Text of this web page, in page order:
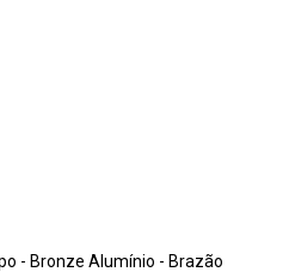
- Bronze Alumínio - Brazão